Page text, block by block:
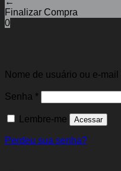
Finalizar Compra
0
Nome de usuário ou e-mail
Senha *Obrigatório
Lembre-me Acessar
Perdeu sua senha?